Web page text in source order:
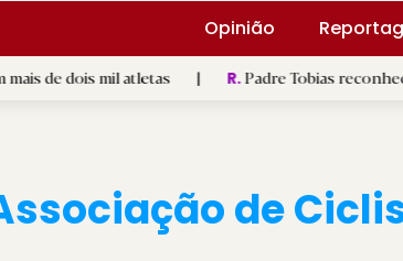
Opinião
atletas | R.Padre Tobias reconhecido por ter
de